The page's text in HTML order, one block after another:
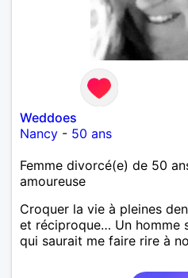
Weddoes
Nancy - 50 ans
Femme divorcé(e) de 50
amoureuse
Croquer la vie à pleines
et réciproque… Un homme
qui saurait me faire rire à